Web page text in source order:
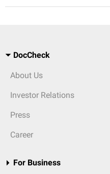
DocCheck
About Us
Investor Relations
Press
Career
For Business